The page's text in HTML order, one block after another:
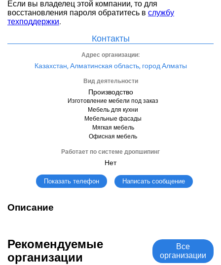
Если вы владелец этой компании, то для
восстановления пароля обратитесь в службу
техподдержки.
Контакты
Адрес организации:
Казахстан, Алматинская область, город Алматы
Вид деятельности
Производство
Изготовление мебели под заказ
Мебель для кухни
Мебельные фасады
Мягкая мебель
Офисная мебель
Работает по системе дропшипинг
Нет
Показать телефон Написать сообщение
Описание
Рекомендуемые
организации
Все
организации